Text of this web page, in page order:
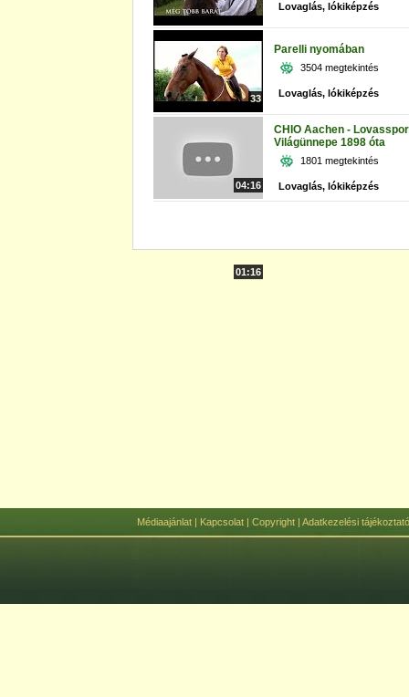
33
Lovaglás, lókiképzés
04:16
Parelli nyomában
3504 megtekintés
Lovaglás, lókiképzés
01:16
CHIO Aachen -
Világünnepe 1898 óta
1801 megtekintés
Lovaglás, lókiképzés
Médiaajánlat| Kapcsolat| Copyright| Adatkezelési tájékoztató